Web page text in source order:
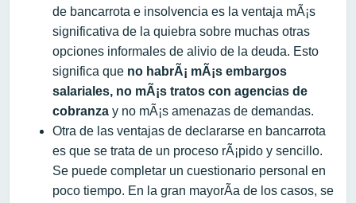
de bancarrota e insolvencia es la ventaja mÃ¡s
significativa de la quiebra sobre muchas otras
opciones informales de alivio de la deuda. Esto
significa que no habrÃ¡ mÃ¡s embargos
salariales, no mÃ¡s tratos con agencias de
cobranza y no mÃ¡s amenazas de demandas.
Otra de las ventajas de declararse en bancarrota
es que se trata de un proceso rÃ¡pido y sencillo.
Se puede completar un cuestionario personal en
poco tiempo. En la gran mayorÃ­a de los casos, se